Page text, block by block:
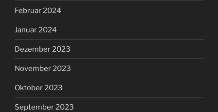
Februar 2024
Januar 2024
Dezember 2023
November 2023
Oktober 2023
September 2023